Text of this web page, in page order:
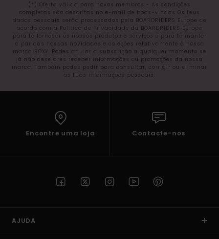
(*) Oferta válida para novos membros - As condições
completas são descritas no e-mail de boas-vindas Os teus
dados pessoais serão processados pela BOARDRIDERS Europe de
acordo com a Política de Privacidade da BOARDRIDERS Europe
para te fornecer os nossos produtos e serviços e para te manter
a par das nossas novidades e coleções relativamente à nossa
marca ROXY. Podes anular a subscrição a qualquer momento se
já não desejares receber informações ou promoções da nossa
marca. Também podes pedir para consultar, corrigir ou eliminar
as tuas informações pessoais.
Encontre uma loja Contacte-nos
AJUDA